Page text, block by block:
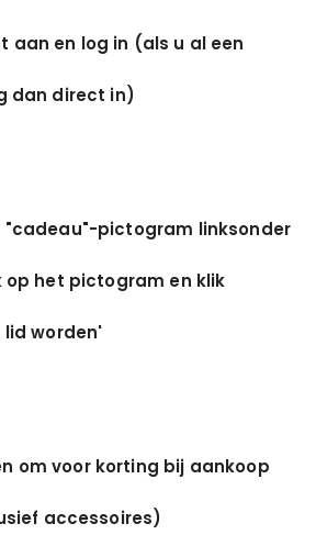
aan en log in (als u al een
dan direct in)
"cadeau"-pictogram linksonder
op het pictogram en klik
lid worden'
om voor korting bij aankoop
accessoires)